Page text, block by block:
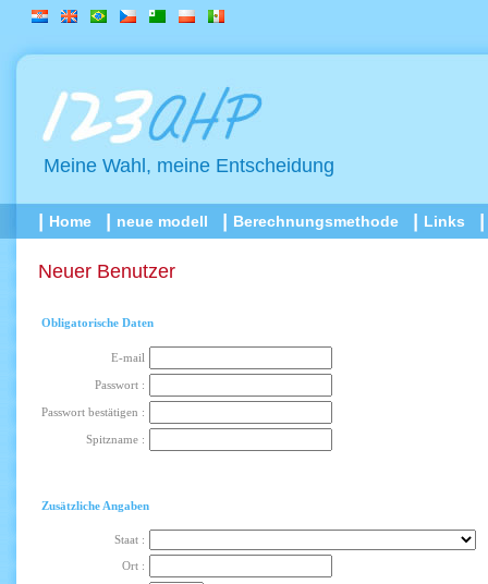
Meine Wahl, meine Entscheidung
Home neue modell Berechnungsmethode Links
Neuer Benutzer
Obligatorische Daten
E-mail
Passwort :
Passwort bestätigen :
Spitzname :
Zusätzliche Angaben
Staat :
Ort :